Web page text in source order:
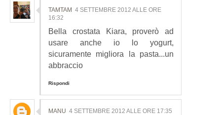
TAMTAM 4 SETTEMBRE 2012 ALLE ORE
16:32
Bella crostata Kiara, proverò ad
usare anche io lo yogurt,
sicuramente migliora la pasta...un
abbraccio
Rispondi
MANU 4 SETTEMBRE 2012 ALLE ORE 17:35